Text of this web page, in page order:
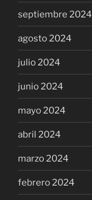
septiembre 2024
agosto 2024
julio 2024
junio 2024
mayo 2024
abril 2024
marzo 2024
febrero 2024